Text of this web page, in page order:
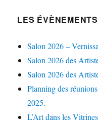
LES
Salon 2026 –
Salon 2026 des
Salon 2026 des
Planning des
2025.
L’Art dans les